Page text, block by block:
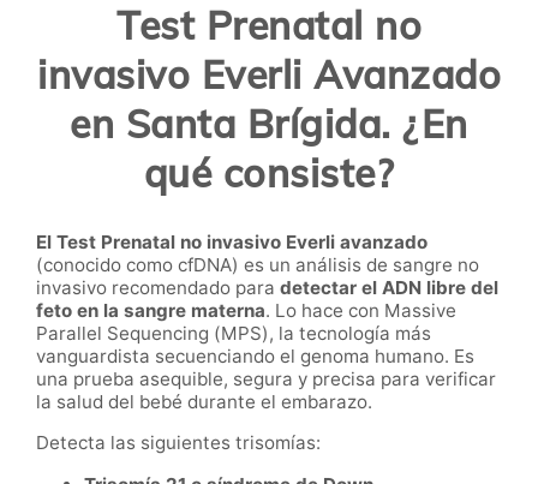
Test Prenatal no
invasivo Everli Avanzado
en Santa Brígida. ¿En
qué consiste?
El Test Prenatal no invasivo Everli avanzado
(conocido como cfDNA) es un análisis de sangre no
invasivo recomendado para detectar el ADN libre del
feto en la sangre materna. Lo hace con Massive
Parallel Sequencing (MPS), la tecnología más
vanguardista secuenciando el genoma humano. Es
una prueba asequible, segura y precisa para verificar
la salud del bebé durante el embarazo.
Detecta las siguientes trisomías: